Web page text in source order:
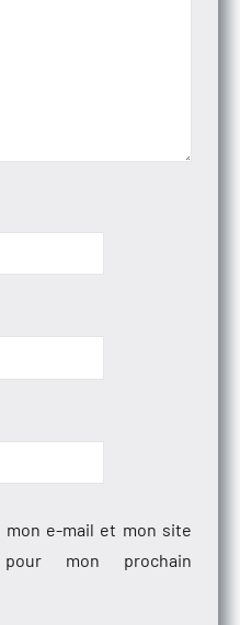
e-mail et mon site
mon prochain